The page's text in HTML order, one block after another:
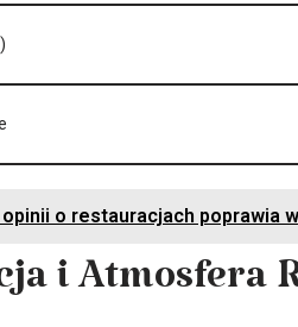
o restauracjach poprawia
i Atmosfera